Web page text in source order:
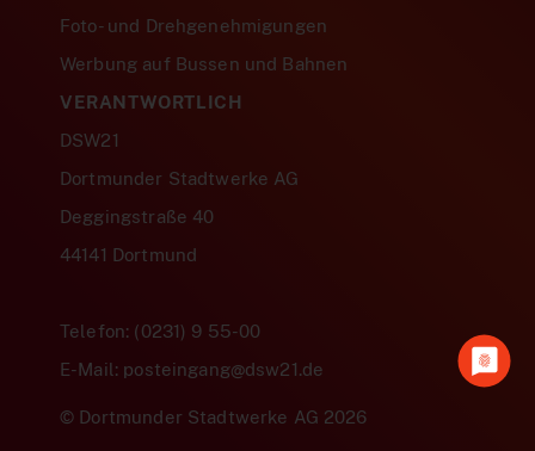
Foto- und Drehgenehmigungen
Werbung auf Bussen und Bahnen
VERANTWORTLICH
DSW21
Dortmunder Stadtwerke AG
Deggingstraße 40
44141 Dortmund
Telefon: (0231) 9 55-00
E-Mail: posteingang@dsw21.de
© Dortmunder Stadtwerke AG 2026